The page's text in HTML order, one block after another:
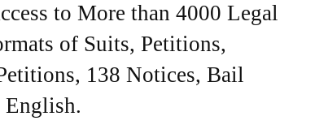
to More than 4000 Legal
of Suits, Petitions,
138 Notices, Bail